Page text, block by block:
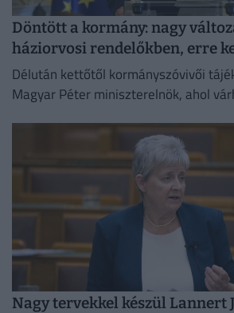
Döntött a kormány: nagy
háziorvosi rendelőkben, erre
Délután kettőtől kormányszóvivői
Magyar Péter miniszterelnök, ahol
Nagy tervekkel készül Lannert